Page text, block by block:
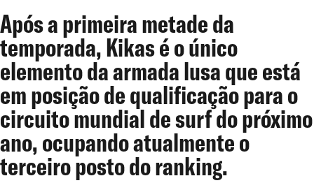
Após a primeira metade da
temporada, Kikas é o único
elemento da armada lusa que está
em posição de qualificação para o
circuito mundial de surf do próximo
ano, ocupando atualmente o
terceiro posto do ranking.